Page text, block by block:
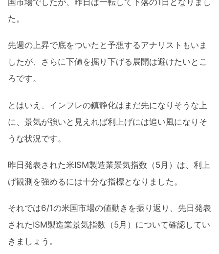
た。
先週の上昇で底をついたと予想するアナリストもいま
したが、さらに下値を掘り下げる展開は避けたいとこ
ろです。
とはいえ、インフレの鎮静化はまだ先になりそうな上
に、景気が強いと見えれば利上げには追い風になりそ
うな状況です。
昨日発表された米ISM製造業景気指数（5月）は、利上
げ観測を強めるには十分な指標となりました。
それでは6/1の米国市場の値動きを振り返り、先日発表
されたISM製造業景気指数（5月）について確認してい
きましょう。